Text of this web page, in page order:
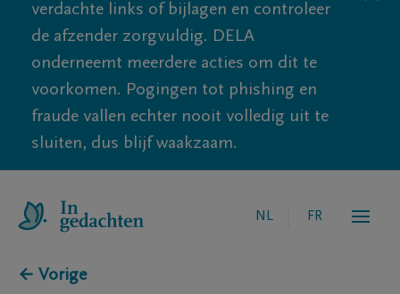
verdachte links of bijlagen en controleer
de afzender zorgvuldig. DELA
onderneemt meerdere acties om dit te
voorkomen. Pogingen tot phishing en
fraude vallen echter nooit volledig uit te
sluiten, dus blijf waakzaam.
NL FR
← Vorige